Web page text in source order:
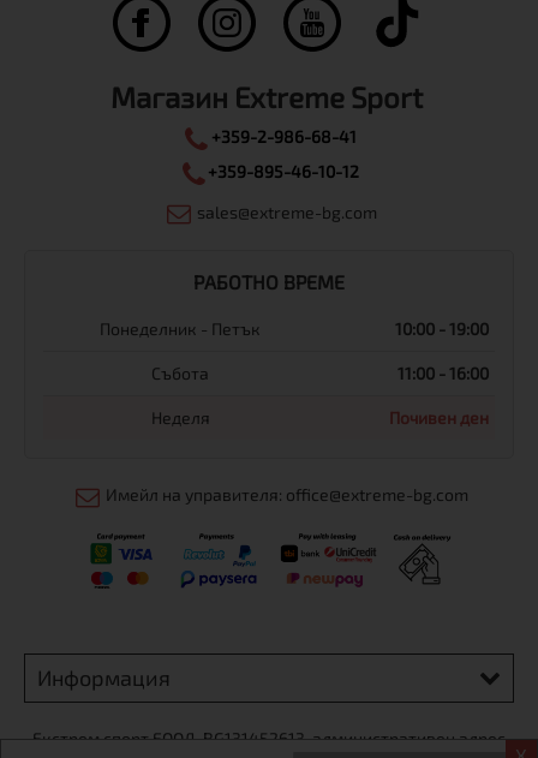
Магазин Extreme Sport
+359-2-986-68-41
+359-895-46-10-12
sales@extreme-bg.com
РАБОТНО ВРЕМЕ
Понеделник - Петък 10:00 - 19:00
Събота 11:00 - 16:00
Неделя Почивен ден
Имейл на управителя: office@extreme-bg.com
Информация
Екстрем спорт ЕООД, BG131452613, административен адрес